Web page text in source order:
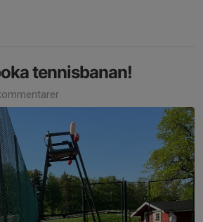
tennisbanan!